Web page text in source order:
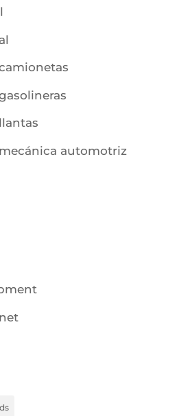
automotriz